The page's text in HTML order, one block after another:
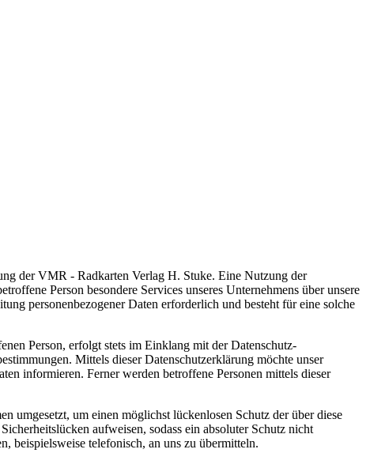
der VMR - Radkarten Verlag H. Stuke. Eine Nutzung der
Person besondere Services unseres Unternehmens über unsere
personenbezogener Daten erforderlich und besteht für eine solche
Person, erfolgt stets im Einklang mit der Datenschutz-
Mittels dieser Datenschutzerklärung möchte unser
informieren. Ferner werden betroffene Personen mittels dieser
umgesetzt, um einen möglichst lückenlosen Schutz der über diese
aufweisen, sodass ein absoluter Schutz nicht
beispielsweise telefonisch, an uns zu übermitteln.